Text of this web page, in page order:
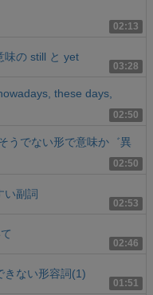
02:13
03:28
味の still と yet
02:50
these days,
02:50
うでない形で意味か゛異
02:53
い副詞
02:46
01:51
きない形容詞(1)